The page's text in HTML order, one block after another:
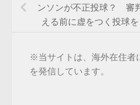
ンソンが不正投球？ 審
える前に虚をつく投球を
※当サイトは、海外在住者
を発信しています。